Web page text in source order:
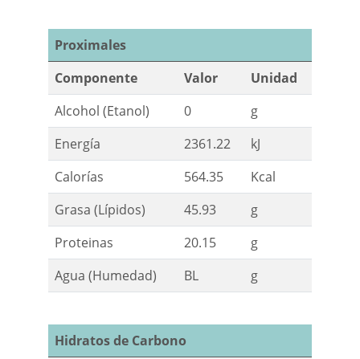
Proximales
Componente
Valor
Unidad
Alcohol (Etanol)
0
g
Energía
2361.22
kJ
Calorías
564.35
Kcal
Grasa (Lípidos)
45.93
g
Proteinas
20.15
g
Agua (Humedad)
BL g
Hidratos de Carbono